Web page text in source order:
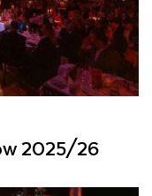
2025/26